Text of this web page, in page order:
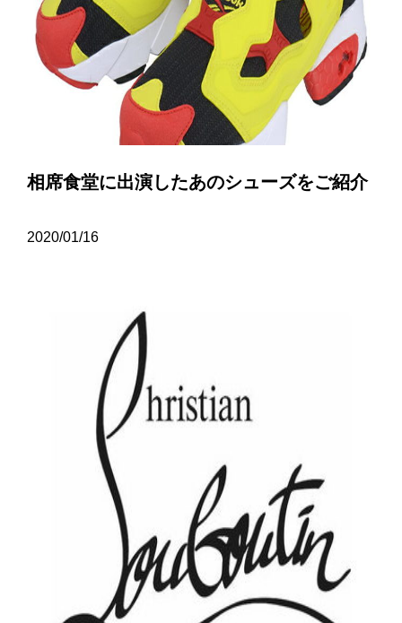
相席食堂に出演したあのシューズをご紹介
2020/01/16